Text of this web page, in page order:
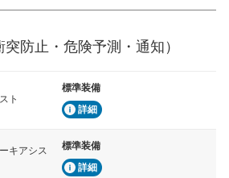
、ABSなどが装備されています。
所に潜む危険を予測・通知するためのシス
装備されています。
だしやふらつきを防止するためにレーンキー
などが装備されています
防止・危険予測・通知）
ト
標準装備
詳細
キアシス
標準装備
詳細